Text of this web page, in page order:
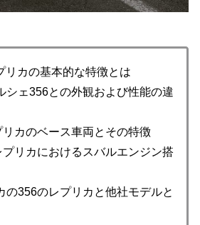
リカの基本的な特徴とは
シェ356との外観および性能の違
カのベース車両とその特徴
リカにおけるスバルエンジン搭
の356のレプリカと他社モデルと